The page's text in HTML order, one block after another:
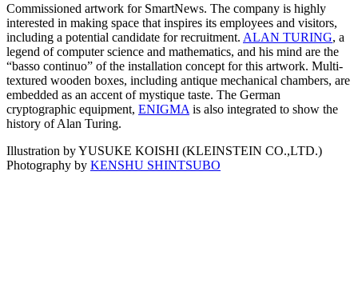
Commissioned artwork for SmartNews. The company is highly
interested in making space that inspires its employees and visitors,
including a potential candidate for recruitment. ALAN TURING, a
legend of computer science and mathematics, and his mind are the
“basso continuo” of the installation concept for this artwork. Multi-
textured wooden boxes, including antique mechanical chambers, are
embedded as an accent of mystique taste. The German
cryptographic equipment, ENIGMA is also integrated to show the
history of Alan Turing.
Illustration by YUSUKE KOISHI (KLEINSTEIN CO.,LTD.)
Photography by KENSHU SHINTSUBO